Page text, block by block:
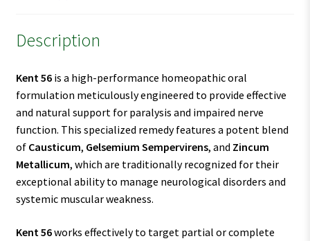
Description
Kent 56is a high-performance homeopathic oral
formulation meticulously engineered to provide effective
and natural support for paralysis and impaired nerve
function. This specialized remedy features a potent blend
of Causticum, Gelsemium Sempervirens, and Zincum
Metallicum, which are traditionally recognized for their
exceptional ability to manage neurological disorders and
systemic muscular weakness.
Kent 56works effectively to target partial or complete